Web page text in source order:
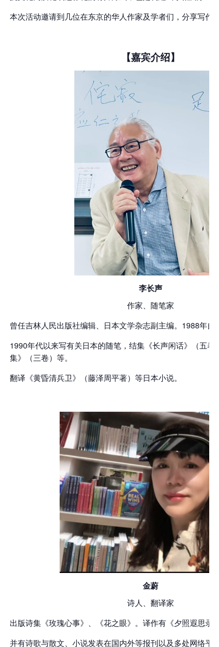
本次活动邀请到几位在东京的华人作家及学者们，分享写作
【嘉宾介绍】
李长声
作家、随笔家
曾任吉林人民出版社编辑、日本文学杂志副主编。1988年自
1990年代以来写有关日本的随笔，结集《长声闲话》（五卷
集》（三卷）等。
翻译《黄昏清兵卫》（藤泽周平著）等日本小说。
金蔚
诗人、翻译家
出版诗集《玫瑰心事》、《花之眼》。译作有《夕照遐思录
并有诗歌与散文、小说发表在国内外等报刊以及多处网络平